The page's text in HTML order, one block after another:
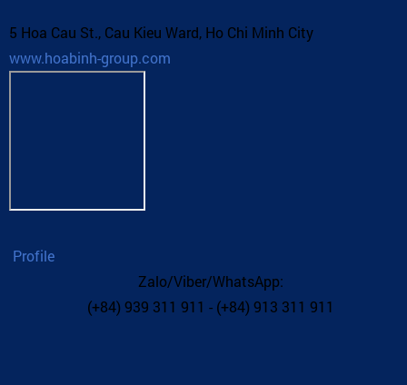
5 Hoa Cau St., Cau Kieu Ward, Ho Chi Minh City
www.hoabinh-group.com
Profile
Zalo/Viber/WhatsApp:
(+84) 939 311 911 - (+84) 913 311 911